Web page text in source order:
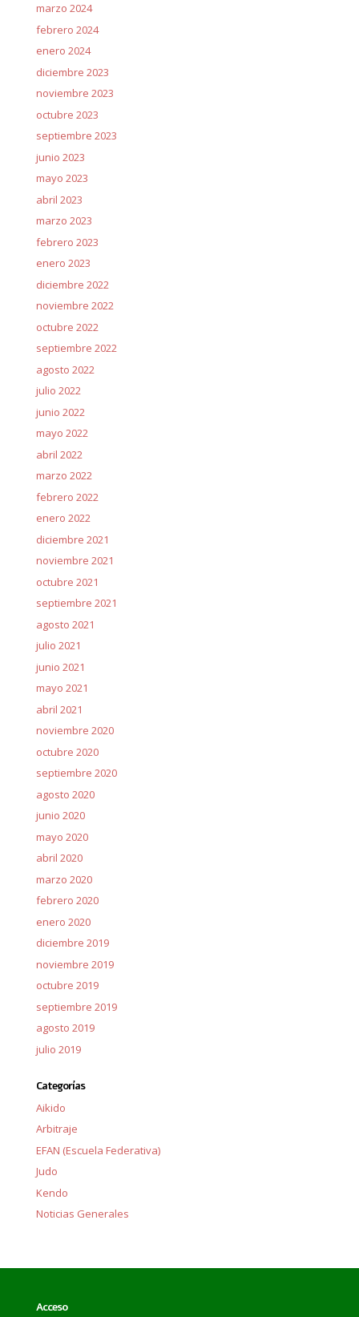
marzo 2024
febrero 2024
enero 2024
diciembre 2023
noviembre 2023
octubre 2023
septiembre 2023
junio 2023
mayo 2023
abril 2023
marzo 2023
febrero 2023
enero 2023
diciembre 2022
noviembre 2022
octubre 2022
septiembre 2022
agosto 2022
julio 2022
junio 2022
mayo 2022
abril 2022
marzo 2022
febrero 2022
enero 2022
diciembre 2021
noviembre 2021
octubre 2021
septiembre 2021
agosto 2021
julio 2021
junio 2021
mayo 2021
abril 2021
noviembre 2020
octubre 2020
septiembre 2020
agosto 2020
junio 2020
mayo 2020
abril 2020
marzo 2020
febrero 2020
enero 2020
diciembre 2019
noviembre 2019
octubre 2019
septiembre 2019
agosto 2019
julio 2019
Categorías
Aikido
Arbitraje
EFAN (Escuela Federativa)
Judo
Kendo
Noticias Generales
Acceso